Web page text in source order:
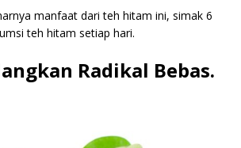
manfaat dari teh hitam ini, simak 6
teh hitam setiap hari.
Radikal Bebas.